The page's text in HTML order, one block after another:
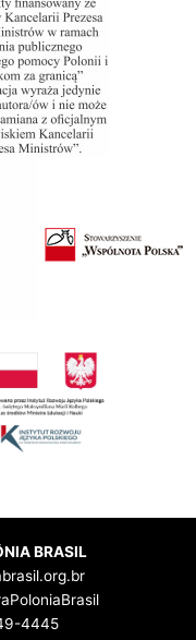
BRASIL
4445